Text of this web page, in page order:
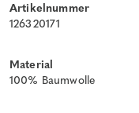
Artikelnummer
126320171
Material
100% Baumwolle